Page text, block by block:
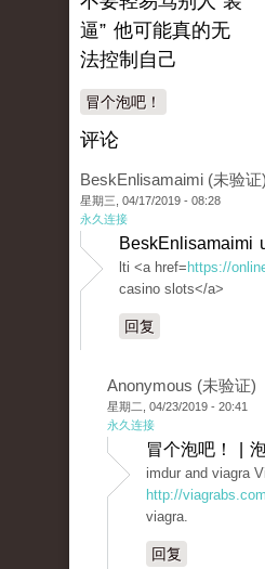
逼” 他可能真的无
法控制自己
冒个泡吧！
评论
BeskEnlisamaimi (未验证)
星期三, 04/17/2019 - 08:28
永久连接
BeskEnlisamaimi
lti <a href= https://
casino slots</a>
回复
Anonymous (未验证)
星期二, 04/23/2019 - 20:41
永久连接
冒个泡吧！ |
imdur and viagra
http://
viagra.
回复